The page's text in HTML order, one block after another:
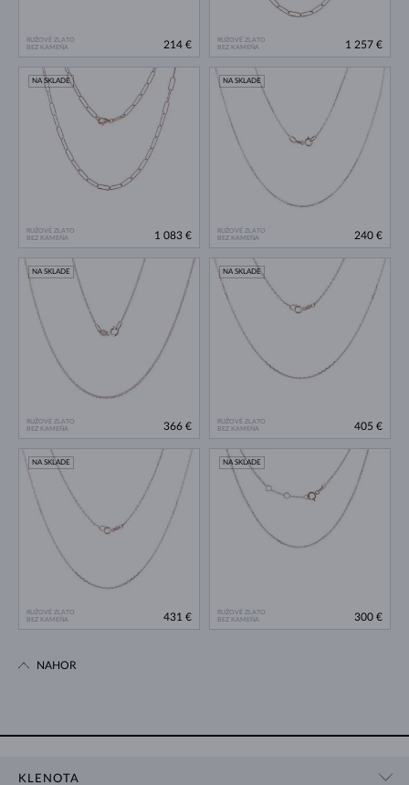
RUŽOVÉ ZLATO
BEZ KAMEŇA
214 €
RUŽOVÉ ZLATO
BEZ KAMEŇA
1 257 €
RUŽOVÉ ZLATO
BEZ KAMEŇA
NA SKLADE
1 083 €
RUŽOVÉ ZLATO
BEZ KAMEŇA
NA SKLADE
240 €
RUŽOVÉ ZLATO
BEZ KAMEŇA
NA SKLADE
366 €
RUŽOVÉ ZLATO
BEZ KAMEŇA
NA SKLADE
405 €
RUŽOVÉ ZLATO
BEZ KAMEŇA
NA SKLADE
431 €
RUŽOVÉ ZLATO
BEZ KAMEŇA
NA SKLADE
300 €
NAHOR
KLENOTA